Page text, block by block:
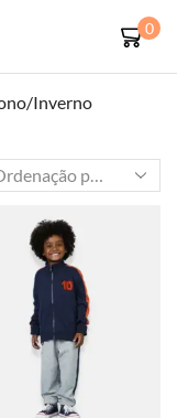
0
Inverno